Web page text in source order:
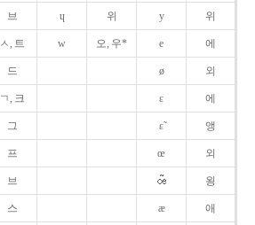
브 ɥ 위 y 위
ㅅ, 트 w 오, 우* e 에
드 ø 외
ㄱ, 크 ɛ 에
그 ɛ̃ 앵
프 œ 외
브 욍
스 æ 애